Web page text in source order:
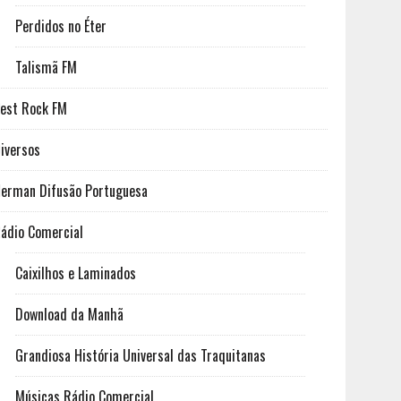
Perdidos no Éter
Talismã FM
Rock FM
Difusão Portuguesa
Comercial
Caixilhos e Laminados
Download da Manhã
Grandiosa História Universal das Traquitanas